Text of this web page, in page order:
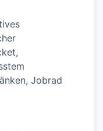
Jobrad